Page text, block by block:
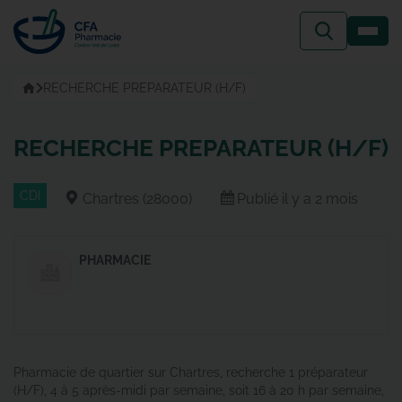
au
contenu
Accueil
RECHERCHE PREPARATEUR (H/F)
RECHERCHE PREPARATEUR (H/F)
CDI Chartres (28000) Publié il y a 2 mois
PHARMACIE
Pharmacie de quartier sur Chartres, recherche 1 préparateur
(H/F), 4 à 5 après-midi par semaine, soit 16 à 20 h par semaine,